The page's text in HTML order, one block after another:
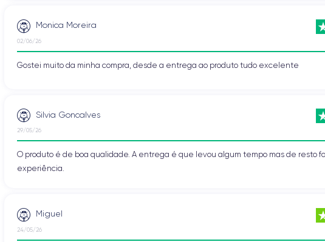
Monica Moreira
02/06/26
Gostei muito da minha compra, desde a entrega ao produto tudo excelente
Silvia Goncalves
29/05/26
O produto é de boa qualidade. A entrega é que levou algum tempo mas de resto
experiência.
Miguel
24/05/26